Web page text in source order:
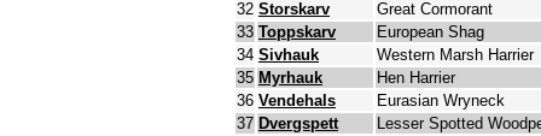
32 Storskarv
Great Cormorant
33 Toppskarv
European Shag
34 Sivhauk
Western Marsh Harrier
35 Myrhauk
Hen Harrier
36 Vendehals
Eurasian Wryneck
37 Dvergspett
Lesser Spotted